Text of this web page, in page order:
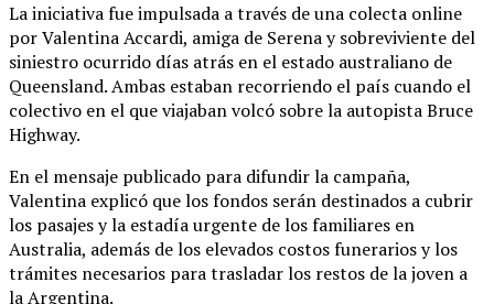
La iniciativa fue impulsada a través de una colecta online
por Valentina Accardi, amiga de Serena y sobreviviente del
siniestro ocurrido días atrás en el estado australiano de
Queensland. Ambas estaban recorriendo el país cuando el
colectivo en el que viajaban volcó sobre la autopista Bruce
Highway.
En el mensaje publicado para difundir la campaña,
Valentina explicó que los fondos serán destinados a cubrir
los pasajes y la estadía urgente de los familiares en
Australia, además de los elevados costos funerarios y los
trámites necesarios para trasladar los restos de la joven a
la Argentina.